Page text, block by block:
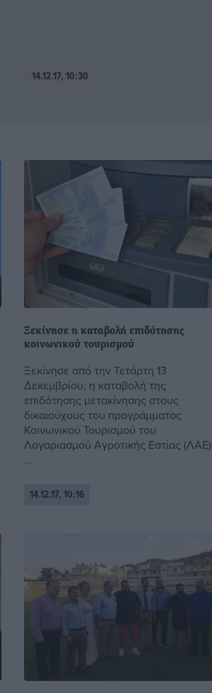
14.12.17, 10:30
Ξεκίνησε η καταβολή επιδότησης
κοινωνικού τουρισμού
Ξεκίνησε από την Τετάρτη 13
Δεκεμβρίου, η καταβολή της
επιδότησης μετακίνησης στους
δικαιούχους του προγράμματος
Κοινωνικού Τουρισμού του
Λογαριασμού Αγροτικής Εστίας (ΛΑΕ)
...
14.12.17, 10:16